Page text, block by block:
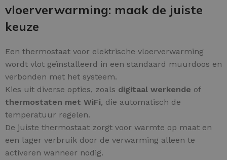
vloerverwarming: maak de juiste
keuze
Een thermostaat voor elektrische vloerverwarming
wordt vlot geïnstalleerd in een standaard muurdoos en
verbonden met het systeem.
Kies uit diverse opties, zoals digitaal werkende of
thermostaten met WiFi, die automatisch de
temperatuur regelen.
De juiste thermostaat zorgt voor warmte op maat en
een lager verbruik door de verwarming alleen te
activeren wanneer nodig.